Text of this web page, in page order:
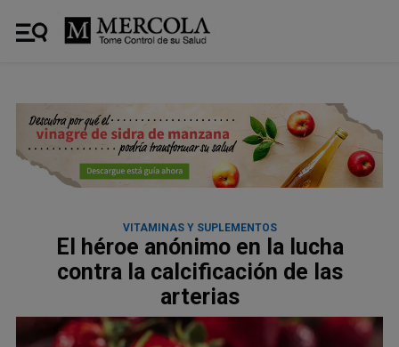
VITAMINAS Y SUPLEMENTOS
El héroe anónimo en la lucha
contra la calcificación de las
arterias